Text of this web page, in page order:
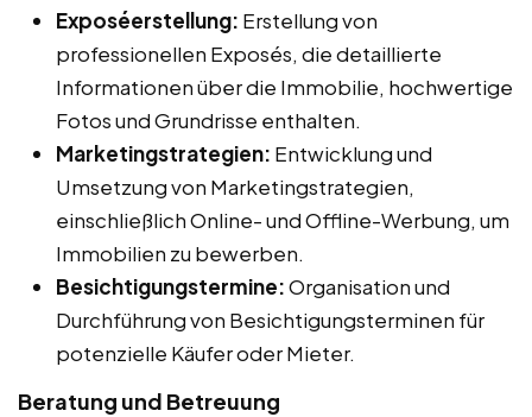
Exposéerstellung: Erstellung von
professionellen Exposés, die detaillierte
Informationen über die Immobilie, hochwertige
Fotos und Grundrisse enthalten.
Marketingstrategien: Entwicklung und
Umsetzung von Marketingstrategien,
einschließlich Online- und Offline-Werbung, um
Immobilien zu bewerben.
Besichtigungstermine:Organisation und
Durchführung von Besichtigungsterminen für
potenzielle Käufer oder Mieter.
Beratung und Betreuung